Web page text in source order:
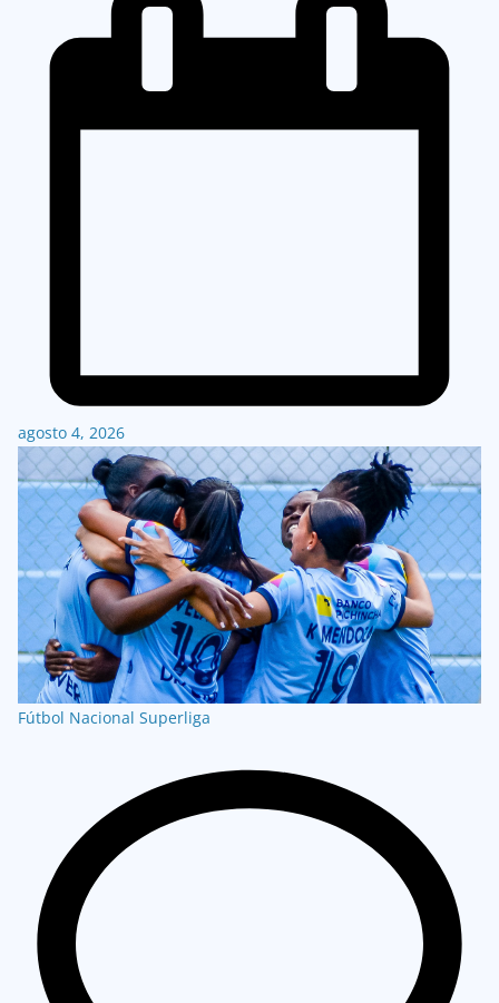
agosto 4, 2026
Fútbol Nacional Superliga